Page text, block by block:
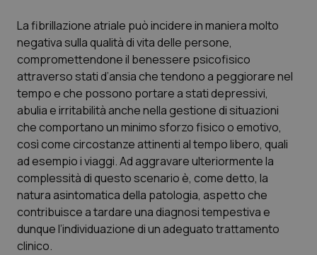
Marche
Molise
Piemonte
Provincia Autonoma di Bolzano
Provincia Autonoma di Trento
Puglia
Sardegna
Donna & Salute
Epatiti
HIV
Infezioni & Febbre
Ipertensione & Scompenso
Malattie rare
Malattia di Crohn & Rettocolite Ulcerosa
La fibrillazione atriale può incidere in maniera molto
negativa sulla qualità di vita delle persone,
compromettendone il benessere psicofisico
attraverso stati d’ansia che tendono a peggiorare nel
tempo e che possono portare a stati depressivi,
abulia e irritabilità anche nella gestione di situazioni
che comportano un minimo sforzo fisico o emotivo,
così come circostanze attinenti al tempo libero, quali
ad esempio i viaggi. Ad aggravare ulteriormente la
complessità di questo scenario è, come detto, la
natura asintomatica della patologia, aspetto che
contribuisce a tardare una diagnosi tempestiva e
dunque l’individuazione di un adeguato trattamento
clinico.